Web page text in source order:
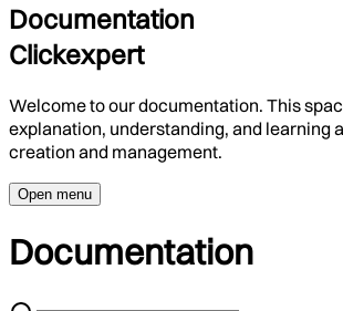
Documentation
Clickexpert
Welcome to our documentation. This
explanation, understanding, and learning
creation and management.
Open menu
Documentation